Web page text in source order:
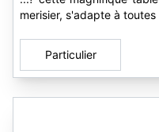
merisier, s'adapte à
Particulier